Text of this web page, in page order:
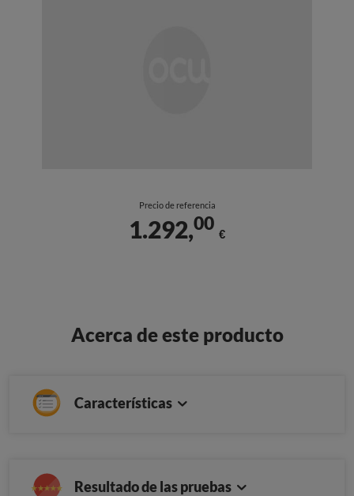
Precio de referencia
1.292,00
€
Acerca de este producto
Características
Resultado de las pruebas